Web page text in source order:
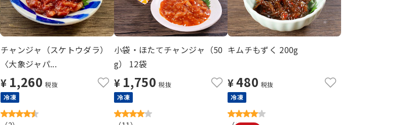
チャンジャ（スケトウダラ）
〈大象ジャパ...
¥ 1,260 税抜
冷凍
小袋・ほたてチャンジャ（50
g） 12袋
¥ 1,750 税抜
冷凍
キムチもずく 200g
¥480 税抜
冷凍